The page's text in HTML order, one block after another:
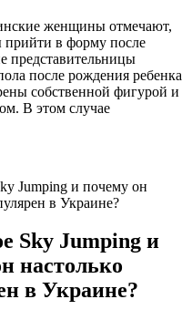
женщины отмечают,
прийти в форму после
представительницы
после рождения ребенка
собственной фигурой и
В этом случае
Sky Jumping и
настолько
в Украине?